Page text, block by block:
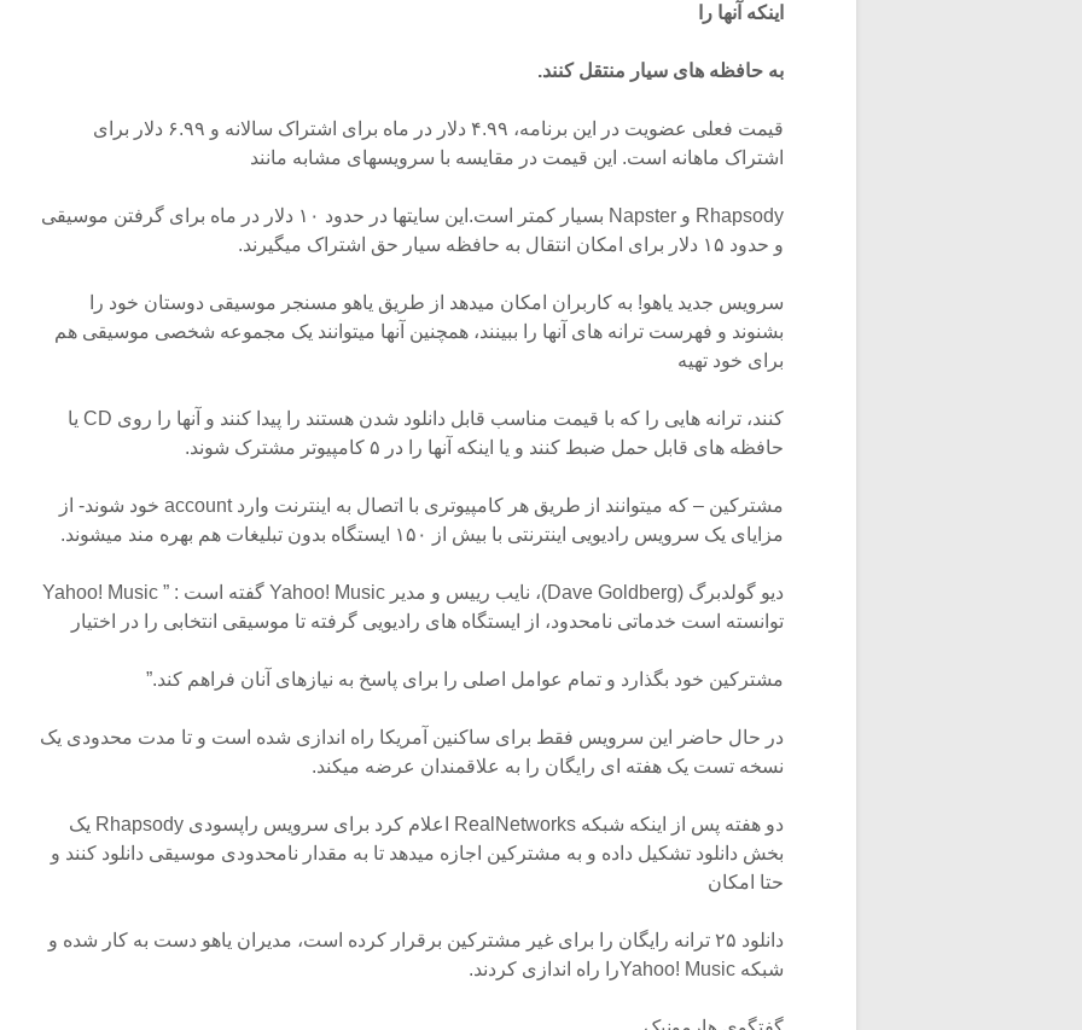
اینکه آنها را
به حافظه های سیار منتقل کنند.
قیمت فعلی عضویت در این برنامه، ۴.۹۹ دلار در ماه برای اشتراک سالانه و ۶.۹۹ دلار برای
اشتراک ماهانه است. این قیمت در مقایسه با سرویسهای مشابه مانند
Rhapsody و Napster بسیار کمتر است.این سایتها در حدود ۱۰ دلار در ماه برای گرفتن موسیقی
و حدود ۱۵ دلار برای امکان انتقال به حافظه سیار حق اشتراک میگیرند.
سرویس جدید یاهو! به کاربران امکان میدهد از طریق یاهو مسنجر موسیقی دوستان خود را
بشنوند و فهرست ترانه های آنها را ببینند، همچنین آنها میتوانند یک مجموعه شخصی موسیقی هم
برای خود تهیه
کنند، ترانه هایی را که با قیمت مناسب قابل دانلود شدن هستند را پیدا کنند و آنها را روی CD یا
حافظه های قابل حمل ضبط کنند و یا اینکه آنها را در ۵ کامپیوتر مشترک شوند.
مشترکین – که میتوانند از طریق هر کامپیوتری با اتصال به اینترنت وارد account خود شوند- از
مزایای یک سرویس رادیویی اینترنتی با بیش از ۱۵۰ ایستگاه بدون تبلیغات هم بهره مند میشوند.
دیو گولدبرگ (Dave Goldberg)، نایب رییس و مدیر Yahoo! Music گفته است : ” Yahoo! Music
توانسته است خدماتی نامحدود، از ایستگاه های رادیویی گرفته تا موسیقی انتخابی را در اختیار
مشترکین خود بگذارد و تمام عوامل اصلی را برای پاسخ به نیازهای آنان فراهم کند.”
در حال حاضر این سرویس فقط برای ساکنین آمریکا راه اندازی شده است و تا مدت محدودی یک
نسخه تست یک هفته ای رایگان را به علاقمندان عرضه میکند.
دو هفته پس از اینکه شبکه RealNetworks اعلام کرد برای سرویس راپسودی Rhapsody یک
بخش دانلود تشکیل داده و به مشترکین اجازه میدهد تا به مقدار نامحدودی موسیقی دانلود کنند و
حتا امکان
دانلود ۲۵ ترانه رایگان را برای غیر مشترکین برقرار کرده است، مدیران یاهو دست به کار شده و
شبکه Yahoo! Musicرا راه اندازی کردند.